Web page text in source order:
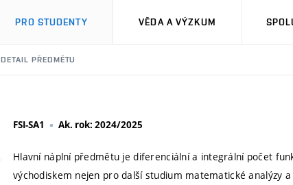
PRO STUDENTY VĚDA A VÝZKUM
DETAIL PŘEDMĚTU
FSI-SA1 Ak. rok: 2024/2025
Hlavní náplní předmětu je diferenciální a integrální počet
východiskem nejen pro další studium matematické analýzy